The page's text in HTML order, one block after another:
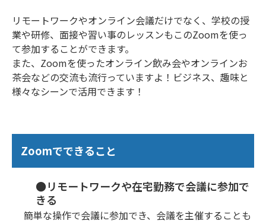
リモートワークやオンライン会議だけでなく、学校の授
業や研修、面接や習い事のレッスンもこのZoomを使っ
て参加することができます。
また、Zoomを使ったオンライン飲み会やオンラインお
茶会などの交流も流行っていますよ！ビジネス、趣味と
様々なシーンで活用できます！
Zoomでできること
●リモートワークや在宅勤務で会議に参加で
きる
簡単な操作で会議に参加でき、会議を主催することも